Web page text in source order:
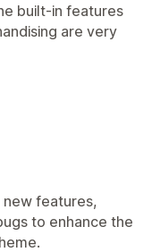
built‑in features
are very
features,
to enhance the